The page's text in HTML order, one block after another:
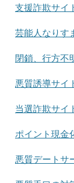
支援詐欺サイ
芸能人なりす
閉鎖、行方不
悪質誘導サイ
当選詐欺サイ
ポイント現金
悪質デートサ